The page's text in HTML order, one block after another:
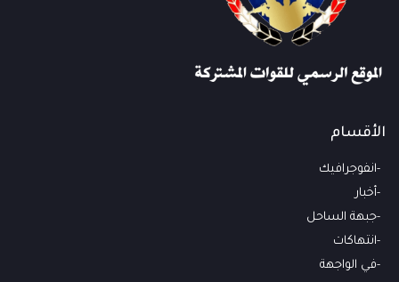
الأقسام
انفوجرافيك
أخبار
جبهة الساحل
انتهاكات
في الواجهة